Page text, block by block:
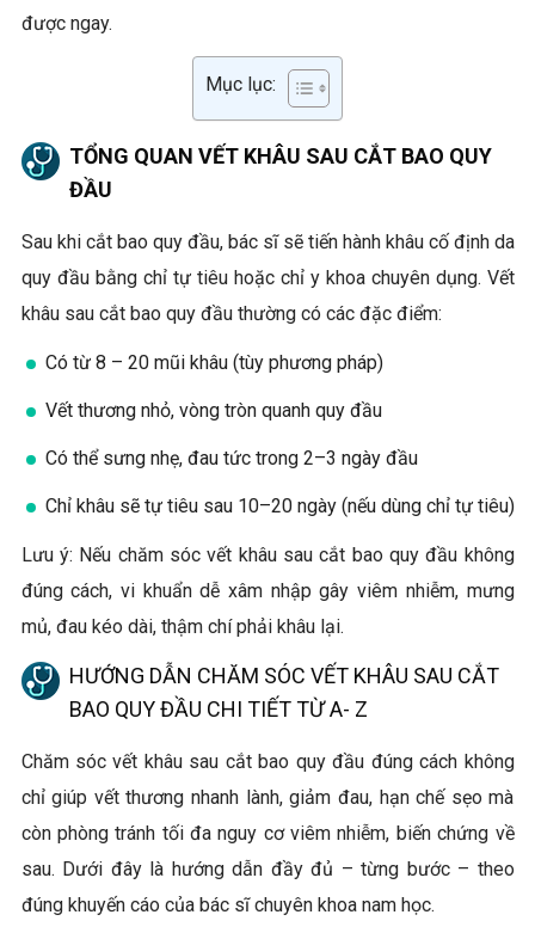
được ngay.
Mục lục:
TỔNG QUAN VẾT KHÂU SAU CẮT BAO QUY
ĐẦU
Sau khi cắt bao quy đầu, bác sĩ sẽ tiến hành khâu cố định da
quy đầu bằng chỉ tự tiêu hoặc chỉ y khoa chuyên dụng. Vết
khâu sau cắt bao quy đầu thường có các đặc điểm:
Có từ 8 – 20 mũi khâu (tùy phương pháp)
Vết thương nhỏ, vòng tròn quanh quy đầu
Có thể sưng nhẹ, đau tức trong 2–3 ngày đầu
Chỉ khâu sẽ tự tiêu sau 10–20 ngày (nếu dùng chỉ tự tiêu)
Lưu ý: Nếu chăm sóc vết khâu sau cắt bao quy đầu không
đúng cách, vi khuẩn dễ xâm nhập gây viêm nhiễm, mưng
mủ, đau kéo dài, thậm chí phải khâu lại.
HƯỚNG DẪN CHĂM SÓC VẾT KHÂU SAU CẮT
BAO QUY ĐẦU CHI TIẾT TỪ A- Z
Chăm sóc vết khâu sau cắt bao quy đầu đúng cách không
chỉ giúp vết thương nhanh lành, giảm đau, hạn chế sẹo mà
còn phòng tránh tối đa nguy cơ viêm nhiễm, biến chứng về
sau. Dưới đây là hướng dẫn đầy đủ – từng bước – theo
đúng khuyến cáo của bác sĩ chuyên khoa nam học.